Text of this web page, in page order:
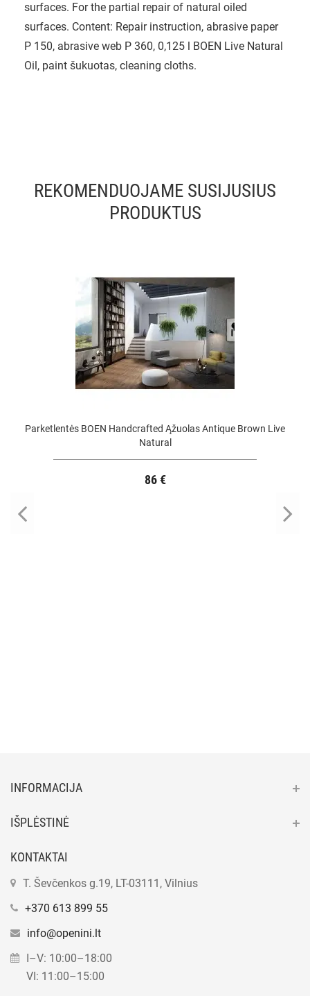
surfaces. For the partial repair of natural oiled
surfaces. Content: Repair instruction, abrasive paper
P 150, abrasive web P 360, 0,125 l BOEN Live Natural
Oil, paint šukuotas, cleaning cloths.
REKOMENDUOJAME SUSIJUSIUS
PRODUKTUS
Parketlentės BOEN Handcrafted Ąžuolas Antique Brown Live
Natural
86 €
INFORMACIJA
IŠPLĖSTINĖ
KONTAKTAI
T. Ševčenkos g.19, LT-03111, Vilnius
+370 613 899 55
info@openini.lt
I–V: 10:00–18:00
VI: 11:00–15:00